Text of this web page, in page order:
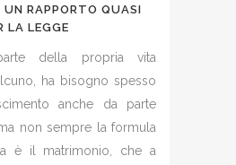
RAPPORTO QUASI
LA LEGGE
della propria vita
ha bisogno spesso
anche da parte
non sempre la formula
è il matrimonio, che a